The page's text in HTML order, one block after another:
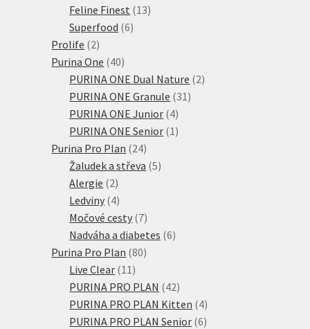
produktů
Feline Finest 1313
Superfood 66
Prolife 22
produkty
Purina One 4040
produktů
PURINA ONE Dual Nature 22
PURINA ONE Granule 31 31
PURINA ONE Junior 44
produkty
PURINA ONE Senior 1 1
Purina Pro Plan 2424
produktů
Žaludek a střeva 55
Alergie 22
produkty
Ledviny 44
produkty
Močové cesty 77
produktů
Nadváha a diabetes 66
Purina Pro Plan 8080
Live Clear 11 11
produktů
PURINA PRO PLAN 4242
produktů
PURINA PRO PLAN Kitten 44
produkty
PURINA PRO PLAN Senior 66